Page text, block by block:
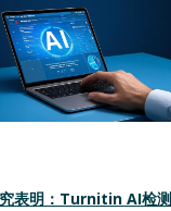
表明：Turnitin AI检测